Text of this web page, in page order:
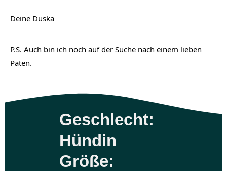
Deine Duska
P.S. Auch bin ich noch auf der Suche nach einem lieben
Paten.
Geschlecht:
Hündin
Größe: